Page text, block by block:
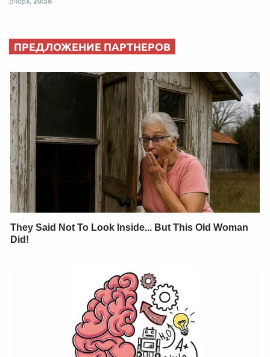
ПРЕДЛОЖЕНИЕ ПАРТНЕРОВ
They Said Not To Look Inside... But This Old Woman
Did!